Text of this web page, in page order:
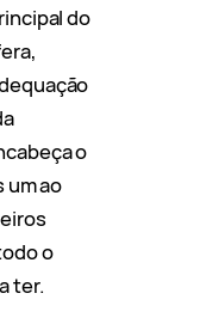
do
o
um ao
o
ter.